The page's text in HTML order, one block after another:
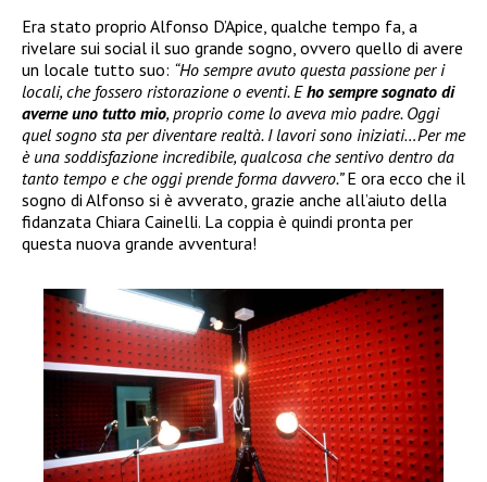
Era stato proprio Alfonso D’Apice, qualche tempo fa, a
rivelare sui social il suo grande sogno, ovvero quello di avere
un locale tutto suo: “Ho sempre avuto questa passione per i
locali, che fossero ristorazione o eventi. Eho sempre sognato di
averne uno tutto mio, proprio come lo aveva mio padre. Oggi
quel sogno sta per diventare realtà. I lavori sono iniziati…Per me
è una soddisfazione incredibile, qualcosa che sentivo dentro da
tanto tempo e che oggi prende forma davvero.”E ora ecco che il
sogno di Alfonso si è avverato, grazie anche all’aiuto della
fidanzata Chiara Cainelli. La coppia è quindi pronta per
questa nuova grande avventura!